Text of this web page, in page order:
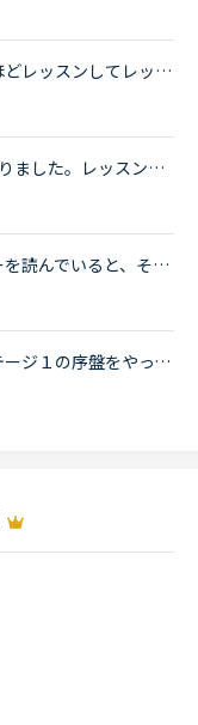
レッスン履歴の形式変わりましたね。先ほどレッスンしてレッスン履歴を見たら、レッスン直後にレビューしなくても後でレビューできるように形式変わりましたね。レビューし忘れたとかトピック上がってたので、改...
カランメソッドのstage4,中盤に差し掛かりました。レッスンの復習には、特にNEW WORK の復習でテキストとオーディオを利用しています。講師の質問がよく聞き取れないまま、講師のリードでやっと口伝えで回答して...
ズバリ！あなたの英語レベルは？レビューを読んでいると、そのレビュワーがどのくらいの英語レベルの方なのか知りたい時ってありませんか？レベルによって講師への評価が異なる事がありますよね？また講師を選ぶ...
カランメソッドについて。現在カランステージ１の序盤をやっているのですが、カウンセリングではカランのレッスンはほぼ復習的な内容をしめる、と聞いていたのですが現在お願いしている先生では復習の時間が全く...